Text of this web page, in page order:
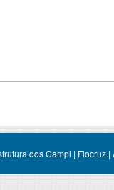
dos Campi | Fiocruz